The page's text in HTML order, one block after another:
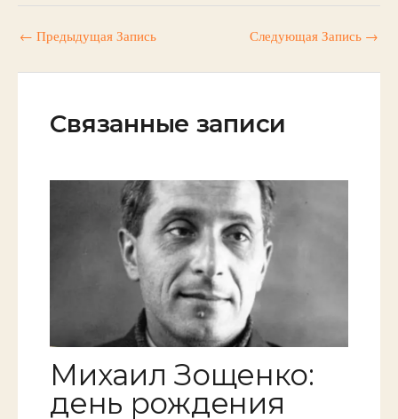
← Предыдущая Запись Следующая Запись →
Связанные записи
Михаил Зощенко:
день рождения